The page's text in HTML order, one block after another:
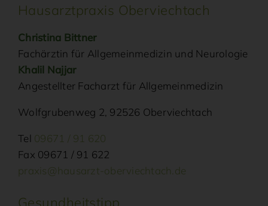
Hausarztpraxis Oberviechtach
Christina Bittner
Fachärztin für Allgemeinmedizin und Neurologie
Khalil Najjar
Angestellter Facharzt für Allgemeinmedizin
Wolfgrubenweg 2, 92526 Oberviechtach
Tel 09671 / 91 620
Fax 09671 / 91 622
praxis@hausarzt-oberviechtach.de
Gesundheitstipp